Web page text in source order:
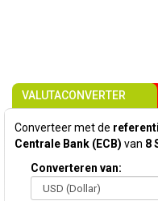
VALUTACONVERTER
Converteer met de
Centrale Bank (ECB) van 8
Converteren van: